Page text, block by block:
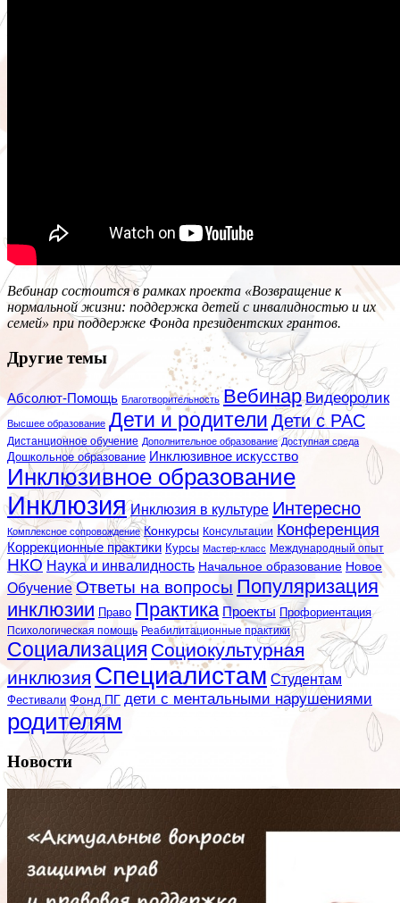
Вебинар состоится в рамках проекта «Возвращение к
нормальной жизни: поддержка детей с инвалидностью и их
семей» при поддержке Фонда президентских грантов.
Другие темы
Абсолют-Помощь Благотворительность Вебинар Видеоролик
Высшее образование Дети и родители Дети с РАС
Дистанционное обучение Дополнительное образование Доступная среда
Дошкольное образование Инклюзивное искусство
Инклюзивное образование
Инклюзия Инклюзия в культуре Интересно
Комплексное сопровождение Конкурсы Консультации Конференция
Коррекционные практики Курсы Мастер-класс Международный опыт
НКО Наука и инвалидность Начальное образование Новое
Обучение Ответы на вопросы Популяризация
инклюзии Право Практика Проекты Профориентация
Психологическая помощь Реабилитационные практики
Социализация Социокультурная
инклюзия Специалистам Студентам
Фестивали Фонд ПГ дети с ментальными нарушениями
родителям
Новости